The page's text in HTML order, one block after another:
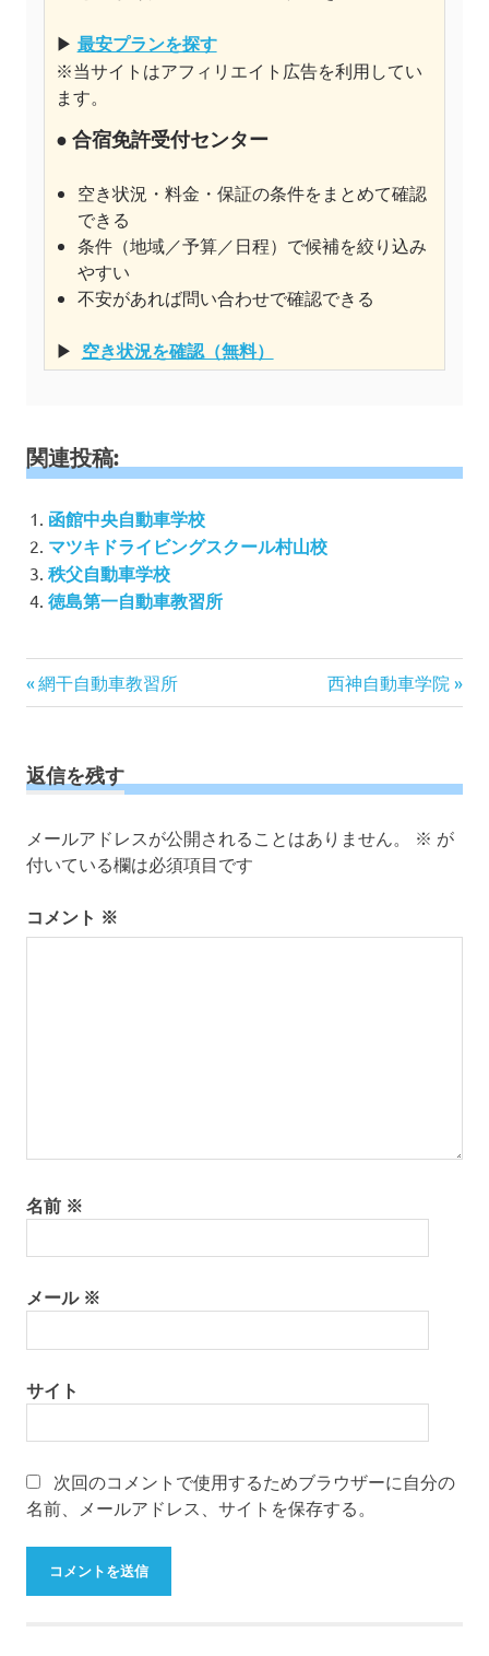
▶ 最安プランを探す
※当サイトはアフィリエイト広告を利用してい
ます。
● 合宿免許受付センター
空き状況・料金・保証の条件をまとめて確認
できる
条件（地域／予算／日程）で候補を絞り込み
やすい
不安があれば問い合わせで確認できる
▶ 空き状況を確認（無料）
関連投稿:
函館中央自動車学校
マツキドライビングスクール村山校
秩父自動車学校
徳島第一自動車教習所
投
稿
ビ
ゲ
シ
ョ
ン
前
の
事:
網干自動車教習所
次
の
西神自動車学院
返信を残す
メールアドレスが公開されることはありません。 ※ が
付いている欄は必須項目です
コメント ※
名前 ※
メール ※
サイト
次回のコメントで使用するためブラウザーに自分の
名前、メールアドレス、サイトを保存する。